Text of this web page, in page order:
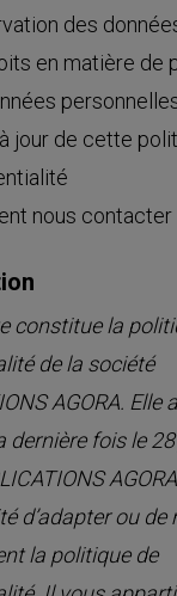
des
en matière de
jour de cette
nous contacter
constitue la
de la société
AGORA. Elle
dernière fois le
d’adapter ou de
la politique de